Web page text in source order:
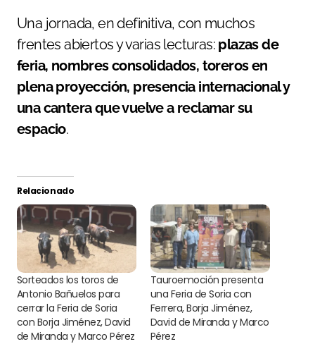
Una jornada, en definitiva, con muchos
frentes abiertos y varias lecturas: plazas de
feria, nombres consolidados, toreros en
plena proyección, presencia internacional y
una cantera que vuelve a reclamar su
espacio.
Relacionado
Sorteados los toros de
Antonio Bañuelos para
cerrar la Feria de Soria
con Borja Jiménez, David
de Miranda y Marco Pérez
Tauroemoción presenta
una Feria de Soria con
Ferrera, Borja Jiménez,
David de Miranda y Marco
Pérez